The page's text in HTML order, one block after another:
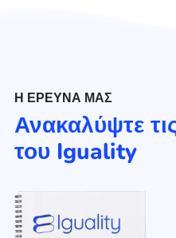
Η ΈΡΕΥΝΆ ΜΑΣ
Ανακαλύψτε
του Iguality